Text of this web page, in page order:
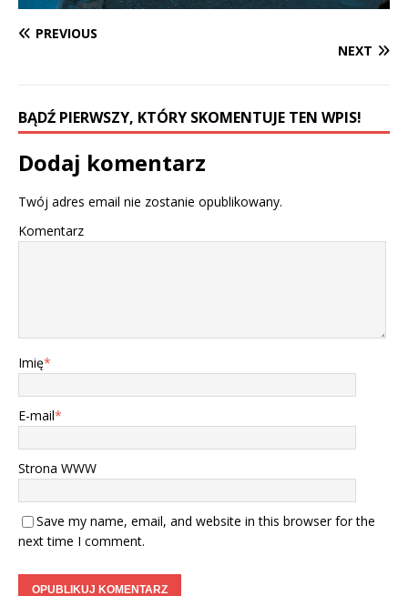
PREVIOUS
NEXT
BĄDŹ PIERWSZY, KTÓRY SKOMENTUJE TEN WPIS!
Dodaj komentarz
Twój adres email nie zostanie opublikowany.
Komentarz
Imię*
E-mail*
Strona WWW
Save my name, email, and website in this browser for the
next time I comment.